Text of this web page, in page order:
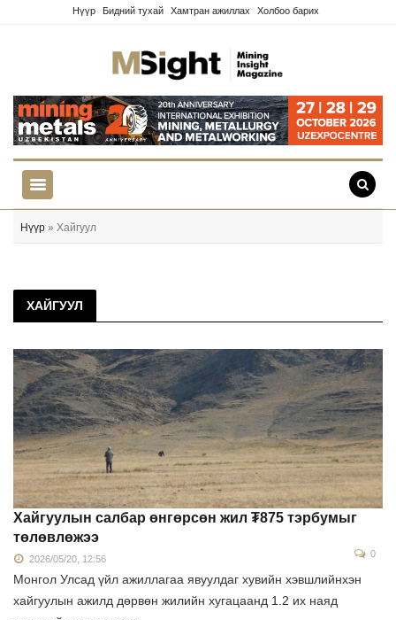
Нүүр Бидний тухай Хамтран ажиллах Холбоо барих
Нүүр » Хайгуул
ХАЙГУУЛ
Хайгуулын салбар өнгөрсөн жил ₮875 тэрбумыг
төлөвлөжээ
2026/05/20, 12:56 0
Монгол Улсад үйл ажиллагаа явуулдаг хувийн хэвшлийнхэн
хайгуулын ажилд дөрвөн жилийн хугацаанд 1.2 их наяд